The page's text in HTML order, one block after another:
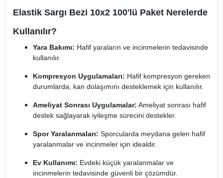
Elastik Sargı Bezi 10x2 100'lü Paket Nerelerde
Kullanılır?
Yara Bakımı: Hafif yaraların ve incinmelerin tedavisinde
kullanılır.
Kompresyon Uygulamaları: Hafif kompresyon gereken
durumlarda, kan dolaşımını desteklemek için kullanılır.
Ameliyat Sonrası Uygulamalar: Ameliyat sonrası hafif
destek sağlayarak iyileşme sürecini destekler.
Spor Yaralanmaları: Sporcularda meydana gelen hafif
yaralanmalar ve incinmeler için idealdir.
Ev Kullanımı: Evdeki küçük yaralanmalar ve
incinmelerin tedavisinde güvenli bir çözümdür.